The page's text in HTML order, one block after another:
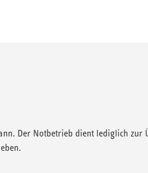
Der Notbetrieb dient lediglich zur